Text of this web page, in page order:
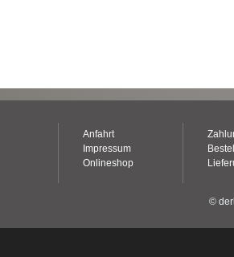
Anfahrt
Impressum
Onlineshop
©